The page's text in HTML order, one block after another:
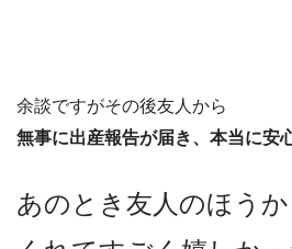
余談ですがその後友人から
無事に出産報告が届き、本当に安
あのとき友人のほう